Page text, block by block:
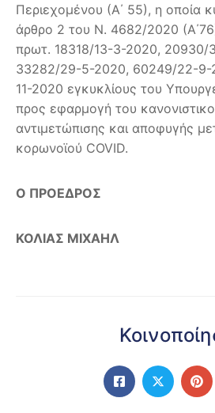
Περιεχομένου (Α΄ 55), η οποία
άρθρο 2 του Ν. 4682/2020 (Α΄76)
πρωτ. 18318/13-3-2020, 20930/
33282/29-5-2020, 60249/22-9-
11-2020 εγκυκλίους του
προς εφαρμογή του
αντιμετώπισης και αποφυγής
κορωνοϊού COVID.
Ο ΠΡΟΕΔΡΟΣ
ΚΟΛΙΑΣ ΜΙΧΑΗΛ